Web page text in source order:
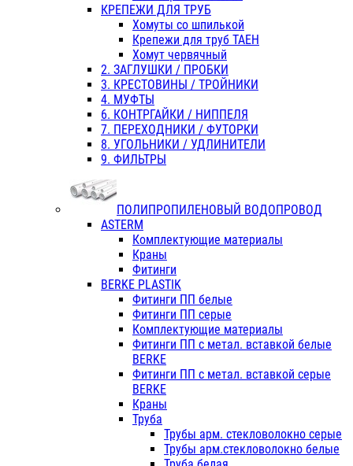
КРЕПЕЖИ ДЛЯ ТРУБ
Хомуты со шпилькой
Крепежи для труб ТАЕН
Хомут червячный
2. ЗАГЛУШКИ / ПРОБКИ
3. КРЕСТОВИНЫ / ТРОЙНИКИ
4. МУФТЫ
6. КОНТРГАЙКИ / НИППЕЛЯ
7. ПЕРЕХОДНИКИ / ФУТОРКИ
8. УГОЛЬНИКИ / УДЛИНИТЕЛИ
9. ФИЛЬТРЫ
ПОЛИПРОПИЛЕНОВЫЙ ВОДОПРОВОД
ASTERM
Комплектующие материалы
Краны
Фитинги
BERKE PLASTIK
Фитинги ПП белые
Фитинги ПП серые
Комплектующие материалы
Фитинги ПП с метал. вставкой белые
BERKE
Фитинги ПП с метал. вставкой серые
BERKE
Краны
Труба
Трубы арм. стекловолокно серые
Трубы арм.стекловолокно белые